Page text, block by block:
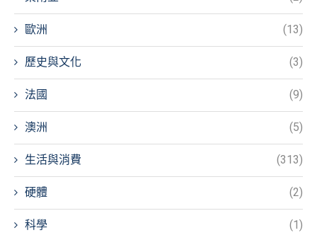
歐洲 (13)
歷史與文化 (3)
法國 (9)
澳洲 (5)
生活與消費 (313)
硬體 (2)
科學 (1)